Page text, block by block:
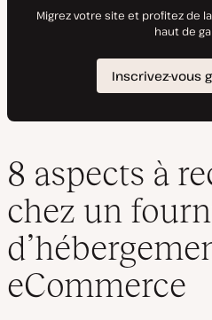
8 aspects à
chez un
eCommerce